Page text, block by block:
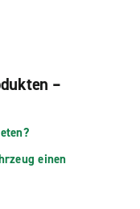
–
einen